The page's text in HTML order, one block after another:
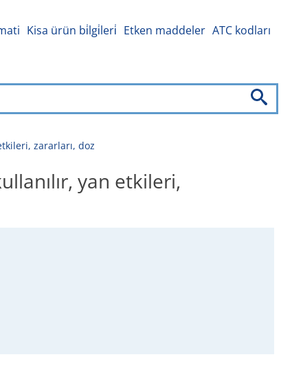
Kisa ürün bi̇lgi̇leri̇ Etken maddeler ATC kodları
zararları, doz
yan etkileri,